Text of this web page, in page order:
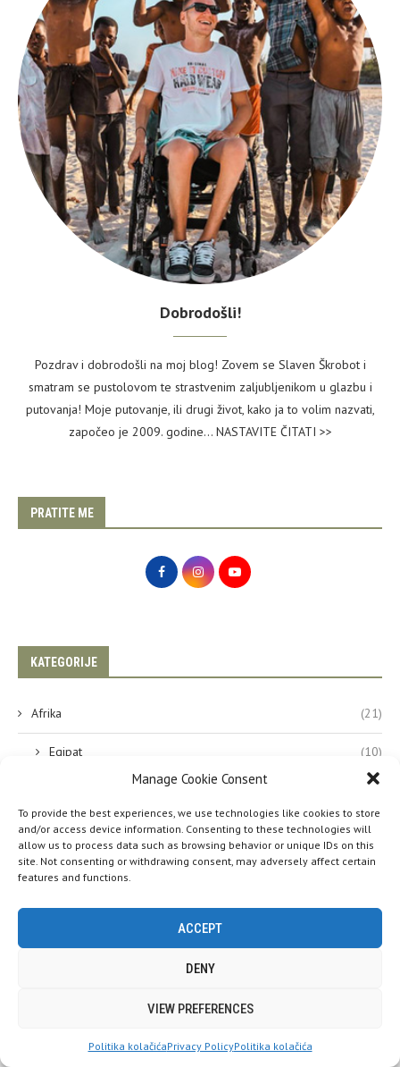
Manage Cookie Consent
To provide the best experiences, we use technologies like cookies to store
and/or access device information. Consenting to these technologies will
allow us to process data such as browsing behavior or unique IDs on this
site. Not consenting or withdrawing consent, may adversely affect certain
features and functions.
ACCEPT
DENY
VIEW PREFERENCES
Politika kolačićaPrivacy PolicyPolitika kolačića
Dobrodošli!
Pozdrav i dobrodošli na moj blog! Zovem se Slaven Škrobot i
smatram se pustolovom te strastvenim zaljubljenikom u glazbu i
putovanja! Moje putovanje, ili drugi život, kako ja to volim nazvati,
započeo je 2009. godine... NASTAVITE ČITATI >>
PRATITE ME
KATEGORIJE
Afrika (21)
Egipat (10)
(11)
Australija (21)
Azija (54)
Indonezija (6)
(9)
Ove web stranice koriste kolačiće (cookies). Pretpostavljamo da ste
Pročitaj više